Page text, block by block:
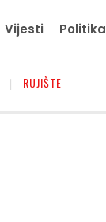
Vijesti Politika
RUJIŠTE